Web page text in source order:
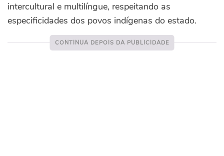
intercultural e multilíngue, respeitando as
especificidades dos povos indígenas do estado.